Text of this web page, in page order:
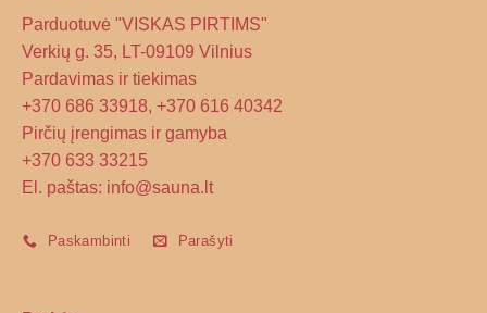
Parduotuvė "VISKAS PIRTIMS"
Verkių g. 35, LT-09109 Vilnius
Pardavimas ir tiekimas
+370 686 33918, +370 616 40342
Pirčių įrengimas ir gamyba
+370 633 33215
El. paštas: info@sauna.lt
Paskambinti Parašyti